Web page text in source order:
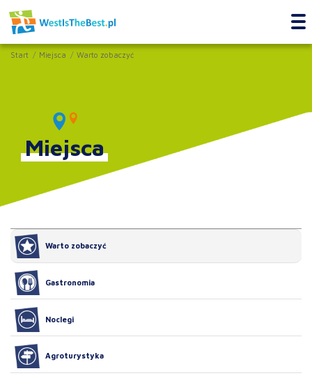
Start Miejsca Warto zobaczyć
Miejsca
Warto zobaczyć
Gastronomia
Noclegi
Agroturystyka